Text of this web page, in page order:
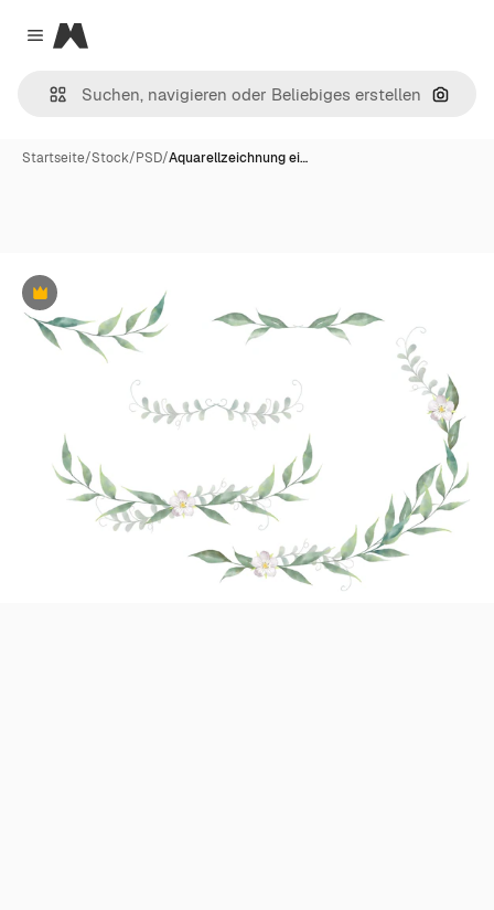
Close menu
Magnific
Nach
Startseite/Stock/PSD/Aquarellzeichnung ei…
Premium